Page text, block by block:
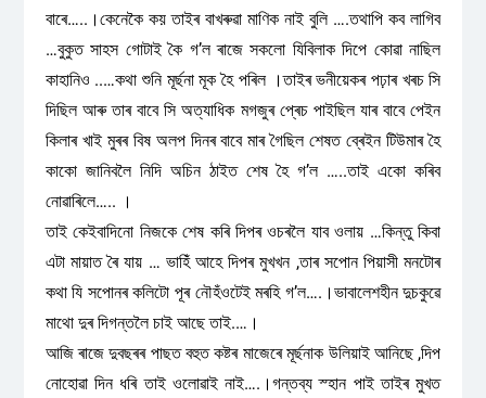
বাৰে…..।কেনেকৈ কয় তাইৰ বাখৰুৱা মাণিক নাই বুলি ….তথাপি কব লাগিব
…বুকুত সাহস গোটাই কৈ গ’ল ৰাজে সকলো যিবিলাক দিপে কোৱা নাছিল
কাহানিও ..…কথা শুনি মূৰ্ছনা মূক হৈ পৰিল ।তাইৰ ভনীয়েকৰ পঢ়াৰ খৰচ সি
দিছিল আৰু তাৰ বাবে সি অত্যাধিক মগজুৰ প্ৰেচ পাইছিল যাৰ বাবে পেইন
কিলাৰ খাই মুৰৰ বিষ অলপ দিনৰ বাবে মাৰ গৈছিল শেষত ব্ৰেইন টিউমাৰ হৈ
কাকো জানিবলৈ নিদি অচিন ঠাইত শেষ হৈ গ’ল …..তাই একো কৰিব
নোৱাৰিলে…..‌ ।
তাই কেইবাদিনো নিজকে শেষ কৰি দিপৰ ওচৰলৈ যাব ওলায় …কিন্তু কিবা
এটা মায়াত ৰৈ যায় … ভাহিঁ আহে দিপৰ মুখখন ,তাৰ সপোন পিয়াসী মনটোৰ
কথা যি সপোনৰ কলিটো পূৰ নৌহঁওটেই মৰহি গ’ল….।ভাবালেশহীন দুচকুৱে
মাথো দুৰ দিগন্তলৈ চাই আছে তাই.…।
আজি ৰাজে দুবছৰৰ পাছত বহুত কষ্টৰ মাজেৰে মূৰ্ছনাক উলিয়াই আনিছে ,দিপ
নোহোৱা দিন ধৰি তাই ওলোৱাই নাই….।গন্তব্য স্হান পাই তাইৰ মুখত